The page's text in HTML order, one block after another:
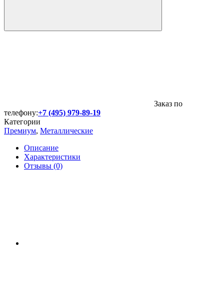
Заказ по
телефону:+7 (495) 979-89-19
Категории
Премиум, Металлические
Описание
Характеристики
Отзывы (0)